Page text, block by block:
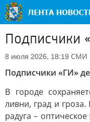
Подписчики
8 июля 2026, 18:19 СМИ
Подписчики «ГИ»
В городе
ливни, град и
радуга –